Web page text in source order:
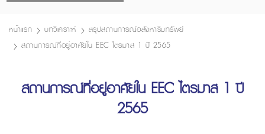
หน้าแรก บทวิเคราะห์
สรุปสถานการณ์อสังหาริมทรัพย์
สถานการณ์ที่อยู่อาศัยใน EEC ไตรมาส 1 ปี 2565
สถานการณ์ที่อยู่อาศัยใน EEC ไตรมาส 1 ปี
2565